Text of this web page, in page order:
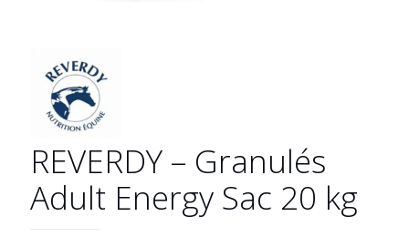
REVERDY – Granulés
Adult Energy Sac 20 kg